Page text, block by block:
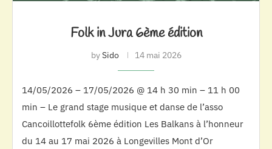
Folk in Jura 6ème édition
bySido 14 mai 2026
14/05/2026 – 17/05/2026 @ 14 h 30 min – 11 h 00
min – Le grand stage musique et danse de l’asso
Cancoillottefolk 6ème édition Les Balkans à l’honneur
du 14 au 17 mai 2026 à Longevilles Mont d’Or